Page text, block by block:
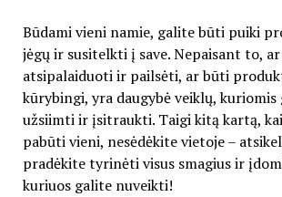
Būdami vieni namie, galite būti puiki
jėgų ir susitelkti į save. Nepaisant to,
atsipalaiduoti ir pailsėti, ar būti
kūrybingi, yra daugybė veiklų, kuriomis
užsiimti ir įsitraukti. Taigi kitą kartą,
pabūti vieni, nesėdėkite vietoje –
pradėkite tyrinėti visus smagius ir
kuriuos galite nuveikti!